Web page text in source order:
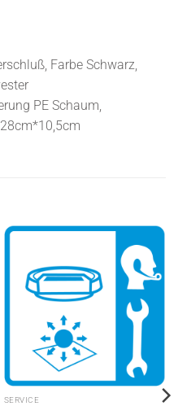
Farbe Schwarz,
PE Schaum,
SERVICE